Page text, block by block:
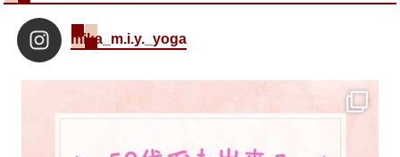
mika_m.i.y._yoga